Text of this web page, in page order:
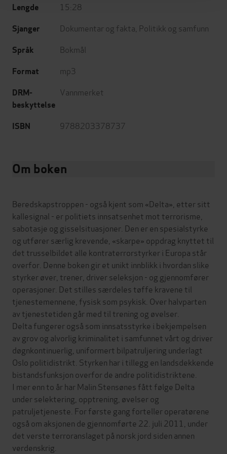
Lengde 15:28
Sjanger Dokumentar og fakta Politikk og samfunn
Språk Bokmål
Format mp3
DRM-
beskyttelse
Vannmerket
ISBN 9788203378737
Om boken
Beredskapstroppen - også kjent som «Delta», etter sitt
kallesignal - er politiets innsatsenhet mot terrorisme,
sabotasje og gisselsituasjoner. Den er en spesialstyrke
og utfører særlig krevende, «skarpe» oppdrag knyttet til
det trusselbildet alle kontraterrorstyrker i Europa står
overfor. Denne boken gir et unikt innblikk i hvordan slike
styrker øver, trener, driver seleksjon - og gjennomfører
operasjoner. Det stilles særdeles tøffe kravene til
tjenestemennene, fysisk som psykisk. Over halvparten
av tjenestetiden går med til trening og øvelser.
Delta fungerer også som innsatsstyrke i bekjempelsen
av grov og alvorlig kriminalitet i samfunnet vårt og driver
døgnkontinuerlig, uniformert bilpatruljering underlagt
Oslo politidistrikt. Styrken har i tillegg en landsdekkende
bistandsfunksjon overfor de andre politidistriktene.
I mer enn to år har Malin Stensønes fått følge Delta
under selektering, opptrening, øvelser og
patruljetjeneste. For første gang forteller operatørene
også om aksjonen de gjennomførte 22. juli 2011, under
det verste terroranslaget på norsk jord siden annen
verdenskrig.